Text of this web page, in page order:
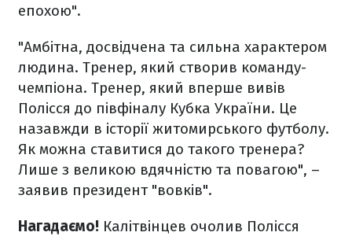
епохою".
"Амбітна, досвідчена та сильна характером
людина. Тренер, який створив команду-
чемпіона. Тренер, який вперше вивів
Полісся до півфіналу Кубка України. Це
назавжди в історії житомирського футболу.
Як можна ставитися до такого тренера?
Лише з великою вдячністю та повагою", –
заявив президент "вовків".
Нагадаємо! Калітвінцев очолив Полісся